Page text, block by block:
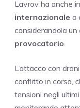
Lavrov ha anche
internazionale a
considerandola
provocatorio.
L’attacco con
conflitto in corso,
tensioni negli